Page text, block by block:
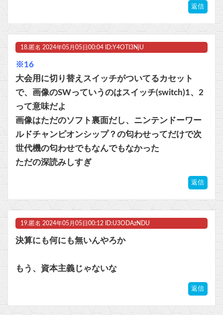
返信
18. 匿名 2024年05月05日00:04 ID:Y4OTI3NjU
※16
大会用に切り替えスイッチがついてるカセット
で、画像のSWっていうのはスイッチ(switch)1、2
って意味だよ
画像はただのソフト裏面だし、ニンテンドーワー
ルドチャンピオンシップ？の匂わせってだけで次
世代機の匂わせでもなんでもなかった
ただの深読みしすぎ
返信
19. 匿名 2024年05月05日00:12 ID:U3ODAzNDU
決算にも何にも無いんやろか
もう、資本主義じゃないな
返信